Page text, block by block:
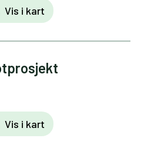
Vis i kart
Vis i kart